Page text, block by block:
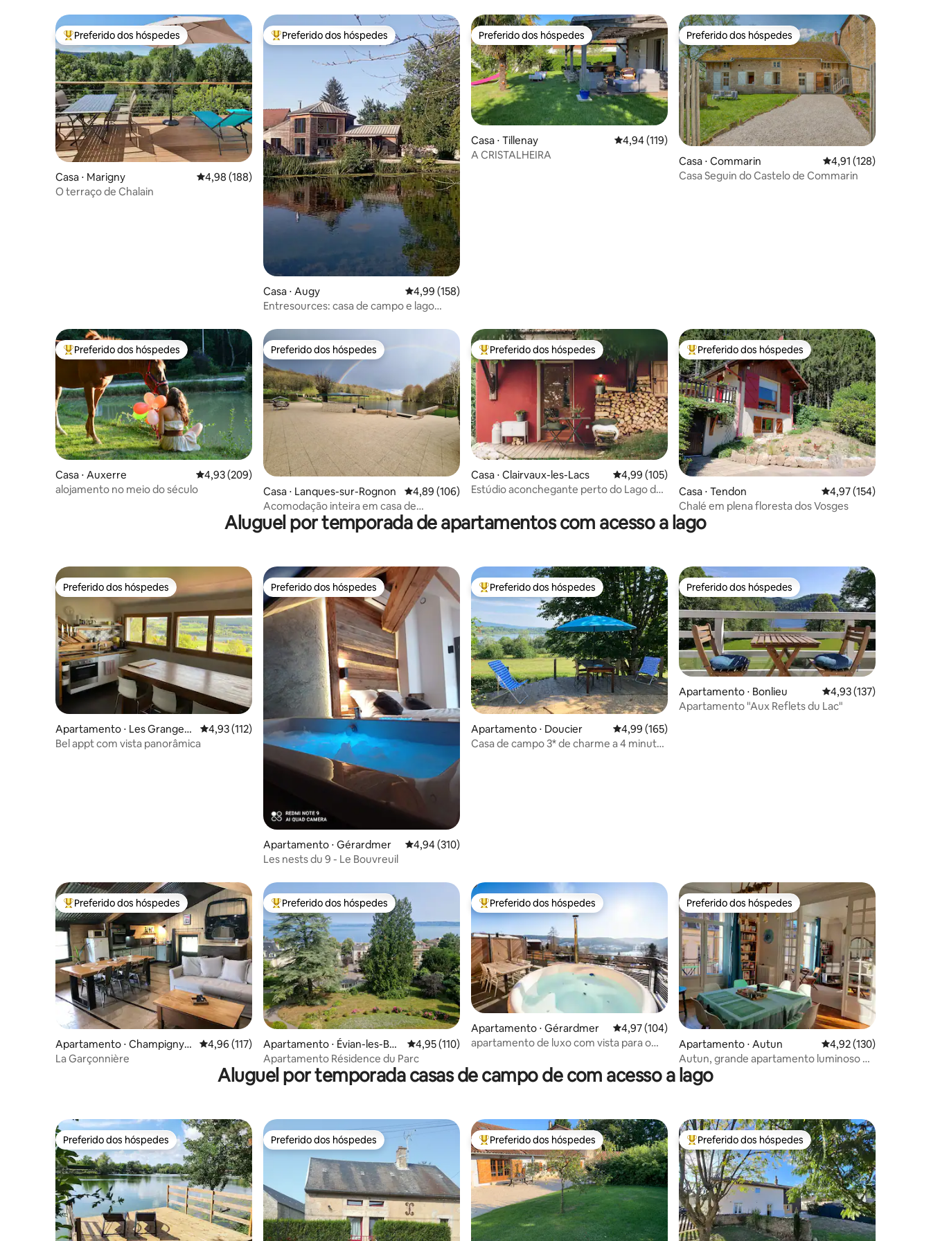
Entre os melhores preferidos dos hóspedes
Preferido dos hóspedes
Casa ⋅ Marigny 4,98 de uma avaliação média de 5, 188 avaliações
4,98 (188)
O terraço de Chalain
Entre os melhores preferidos dos hóspedes
Preferido dos hóspedes
Casa ⋅ Augy 4,99 de uma avaliação média de 5, 158 avaliações
4,99 (158)
Entresources: casa de campo e lago
Preferido dos hóspedes
Preferido dos hóspedes
Casa ⋅ Tillenay 4,94 de uma avaliação média de 5, 119 avaliações
4,94 (119)
A CRISTALHEIRA
Preferido dos hóspedes
Preferido dos hóspedes
Casa ⋅ Commarin 4,91 de uma avaliação
4,91 (128)
Casa Seguin do Castelo de Commarin
Entre os melhores preferidos dos hóspedes
Preferido dos hóspedes
Casa ⋅ Auxerre 4,93 de uma avaliação média de 5, 209 avaliações
4,93 (209)
alojamento no meio do século
Preferido dos hóspedes
Preferido dos hóspedes
Casa ⋅ Lanques-sur-Rognon 4,89 de uma avaliação média de 5, 106 avaliações
4,89 (106)
Acomodação inteira em casa de
hóspedes.
Entre os melhores preferidos dos hóspedes
Preferido dos hóspedes
Casa ⋅ Clairvaux-les-Lacs 4,99 de uma avaliação média de 5, 105 avaliações
4,99 (105)
Estúdio aconchegante perto do Lago de
Entre os melhores preferidos dos hóspedes
Preferido dos hóspedes
Casa ⋅ Tendon 4,97 de uma avaliação
4,97 (154)
Chalé em plena floresta dos Vosges
Aluguel por temporada de apartamentos com acesso a lago
Preferido dos hóspedes
Preferido dos hóspedes
Apartamento ⋅ Les Grangett
es
4,93 de uma avaliação média de 5, 112 avaliações
4,93 (112)
Bel appt com vista panorâmica
Preferido dos hóspedes
Preferido dos hóspedes
Apartamento ⋅ Gérardmer 4,94 de uma avaliação média de 5, 310 avaliações
4,94 (310)
Les nests du 9 - Le Bouvreuil
Entre os melhores preferidos dos hóspedes
Preferido dos hóspedes
Apartamento ⋅ Doucier 4,99 de uma avaliação média de 5, 165 avaliações
4,99 (165)
Casa de campo 3* de charme a 4 minutos
Preferido dos hóspedes
Preferido dos hóspedes
Apartamento ⋅ Bonlieu 4,93 de uma avaliação
4,93 (137)
Apartamento "Aux Reflets du Lac"
Entre os melhores preferidos dos hóspedes
Preferido dos hóspedes
Apartamento ⋅ Champigny-l
ès-Langres
4,96 de uma avaliação média de 5, 117 avaliações
4,96 (117)
La Garçonnière
Entre os melhores preferidos dos hóspedes
Preferido dos hóspedes
Apartamento ⋅ Évian-les-Bai
ns
4,95 de uma avaliação média de 5, 110 avaliações
4,95 (110)
Apartamento Résidence du Parc
Entre os melhores preferidos dos hóspedes
Preferido dos hóspedes
Apartamento ⋅ Gérardmer 4,97 de uma avaliação média de 5, 104 avaliações
4,97 (104)
apartamento de luxo com vista para o
Preferido dos hóspedes
Preferido dos hóspedes
Apartamento ⋅ Autun 4,92 de uma avaliação
4,92 (130)
Autun, grande apartamento luminoso e
confortável
Aluguel por temporada casas de campo de com acesso a lago
Preferido dos hóspedes
Preferido dos hóspedes Preferido dos hóspedes
Preferido dos hóspedes Entre os melhores preferidos dos hóspedes
Preferido dos hóspedes Entre os melhores preferidos dos hóspedes
Preferido dos hóspedes